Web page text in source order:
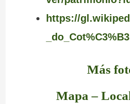
https://
Más
Mapa –